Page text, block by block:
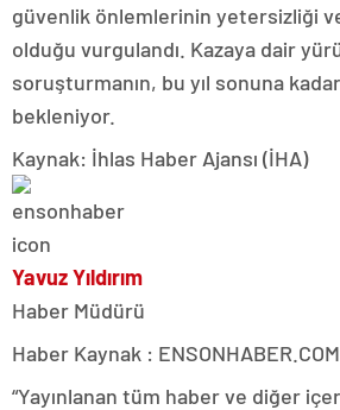
güvenlik önlemlerinin yetersizliği
olduğu vurgulandı. Kazaya dair
soruşturmanın, bu yıl sonuna
bekleniyor.
Kaynak: İhlas Haber Ajansı (İHA)
Yavuz Yıldırım
Haber Müdürü
Haber Kaynak : ENSONHABER.COM
“Yayınlanan tüm haber ve diğer